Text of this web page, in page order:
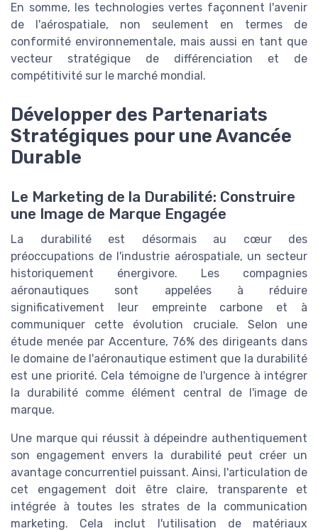
En somme, les technologies vertes façonnent l'avenir
de l'aérospatiale, non seulement en termes de
conformité environnementale, mais aussi en tant que
vecteur stratégique de différenciation et de
compétitivité sur le marché mondial.
Développer des Partenariats
Stratégiques pour une Avancée
Durable
Le Marketing de la Durabilité: Construire
une Image de Marque Engagée
La durabilité est désormais au cœur des
préoccupations de l'industrie aérospatiale, un secteur
historiquement énergivore. Les compagnies
aéronautiques sont appelées à réduire
significativement leur empreinte carbone et à
communiquer cette évolution cruciale. Selon une
étude menée par Accenture, 76% des dirigeants dans
le domaine de l'aéronautique estiment que la durabilité
est une priorité. Cela témoigne de l'urgence à intégrer
la durabilité comme élément central de l'image de
marque.
Une marque qui réussit à dépeindre authentiquement
son engagement envers la durabilité peut créer un
avantage concurrentiel puissant. Ainsi, l'articulation de
cet engagement doit être claire, transparente et
intégrée à toutes les strates de la communication
marketing. Cela inclut l'utilisation de matériaux